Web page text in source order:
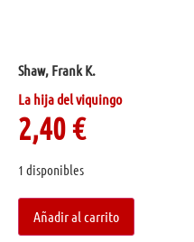
Shaw, Frank K.
La hija del viquingo
2,40€
1 disponibles
Añadir al carrito